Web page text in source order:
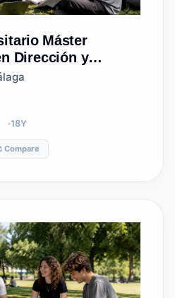
Máster
Dirección y
Turismo
18Y
Compare